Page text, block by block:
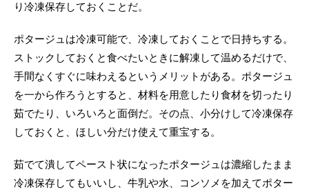
り冷凍保存しておくことだ。
ポタージュは冷凍可能で、冷凍しておくことで日持ちする。
ストックしておくと食べたいときに解凍して温めるだけで、
手間なくすぐに味わえるというメリットがある。ポタージュ
を一から作ろうとすると、材料を用意したり食材を切ったり
茹でたり、いろいろと面倒だ。その点、小分けして冷凍保存
しておくと、ほしい分だけ使えて重宝する。
茹でて潰してペースト状になったポタージュは濃縮したまま
冷凍保存してもいいし、牛乳や水、コンソメを加えてポター